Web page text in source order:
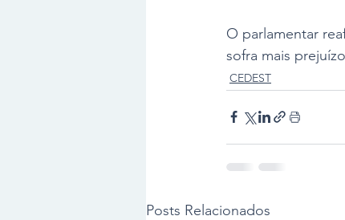
O parlamentar
sofra mais
CEDEST
Posts Relacionados